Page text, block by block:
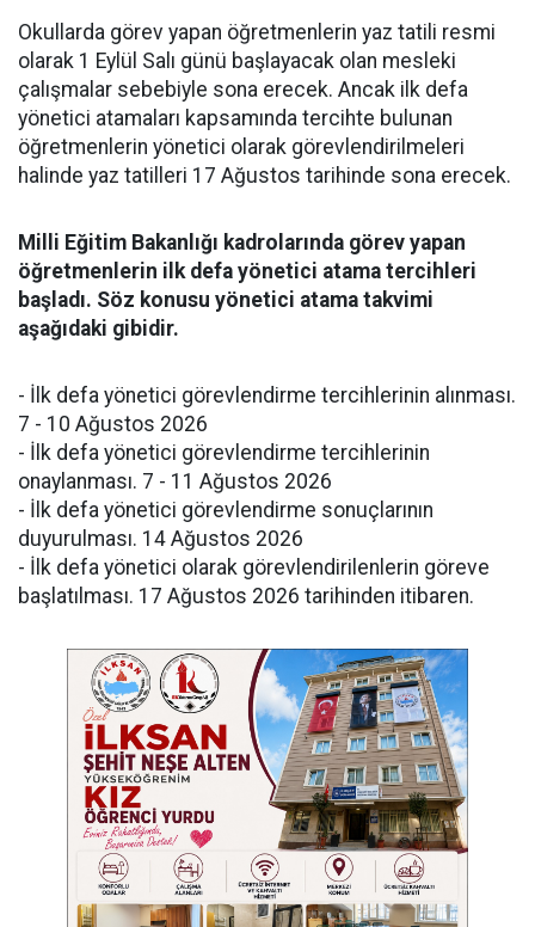
Okullarda görev yapan öğretmenlerin yaz tatili resmi
olarak 1 Eylül Salı günü başlayacak olan mesleki
çalışmalar sebebiyle sona erecek. Ancak ilk defa
yönetici atamaları kapsamında tercihte bulunan
öğretmenlerin yönetici olarak görevlendirilmeleri
halinde yaz tatilleri 17 Ağustos tarihinde sona erecek.
Milli Eğitim Bakanlığı kadrolarında görev yapan
öğretmenlerin ilk defa yönetici atama tercihleri
başladı. Söz konusu yönetici atama takvimi
aşağıdaki gibidir.
- İlk defa yönetici görevlendirme tercihlerinin alınması.
7 - 10 Ağustos 2026
- İlk defa yönetici görevlendirme tercihlerinin
onaylanması. 7 - 11 Ağustos 2026
- İlk defa yönetici görevlendirme sonuçlarının
duyurulması. 14 Ağustos 2026
- İlk defa yönetici olarak görevlendirilenlerin göreve
başlatılması. 17 Ağustos 2026 tarihinden itibaren.